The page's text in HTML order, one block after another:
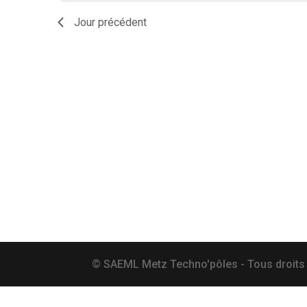
Jour précédent
© SAEML Metz Techno'pôles - Tous